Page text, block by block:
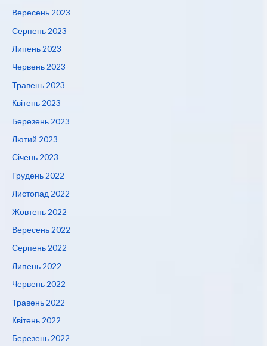
Вересень 2023
Серпень 2023
Липень 2023
Червень 2023
Травень 2023
Квітень 2023
Березень 2023
Лютий 2023
Січень 2023
Грудень 2022
Листопад 2022
Жовтень 2022
Вересень 2022
Серпень 2022
Липень 2022
Червень 2022
Травень 2022
Квітень 2022
Березень 2022